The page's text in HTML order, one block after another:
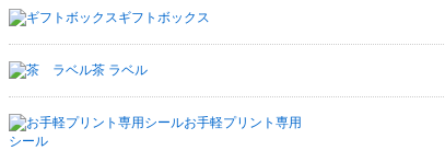
ギフトボックス
茶 ラベル
お手軽プリント専用
シール